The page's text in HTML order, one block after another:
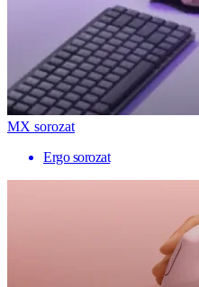
MX sorozat
Ergo sorozat